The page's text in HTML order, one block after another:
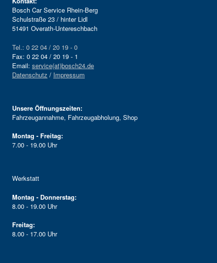
Bosch Car Service Rhein-Berg
Schulstraße 23 / hinter Lidl
51491 Overath-Untereschbach
Tel.: 0 22 04 / 20 19 - 0
Fax: 0 22 04 / 20 19 - 1
Email: service(at)bosch24.de
Datenschutz / Impressum
Unsere Öffnungszeiten:
Fahrzeugannahme, Fahrzeugabholung, Shop
Montag - Freitag:
7.00 - 19.00 Uhr
Werkstatt
Montag - Donnerstag:
8.00 - 19.00 Uhr
Freitag:
8.00 - 17.00 Uhr